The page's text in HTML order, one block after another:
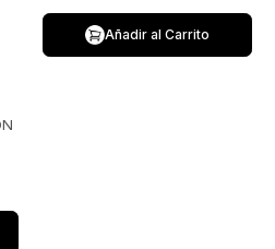
Añadir al Carrito